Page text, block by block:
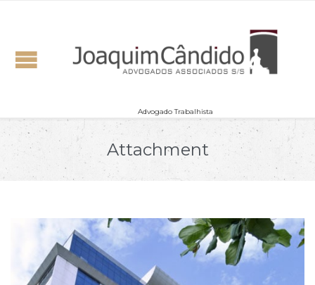
Advogado Trabalhista
Attachment